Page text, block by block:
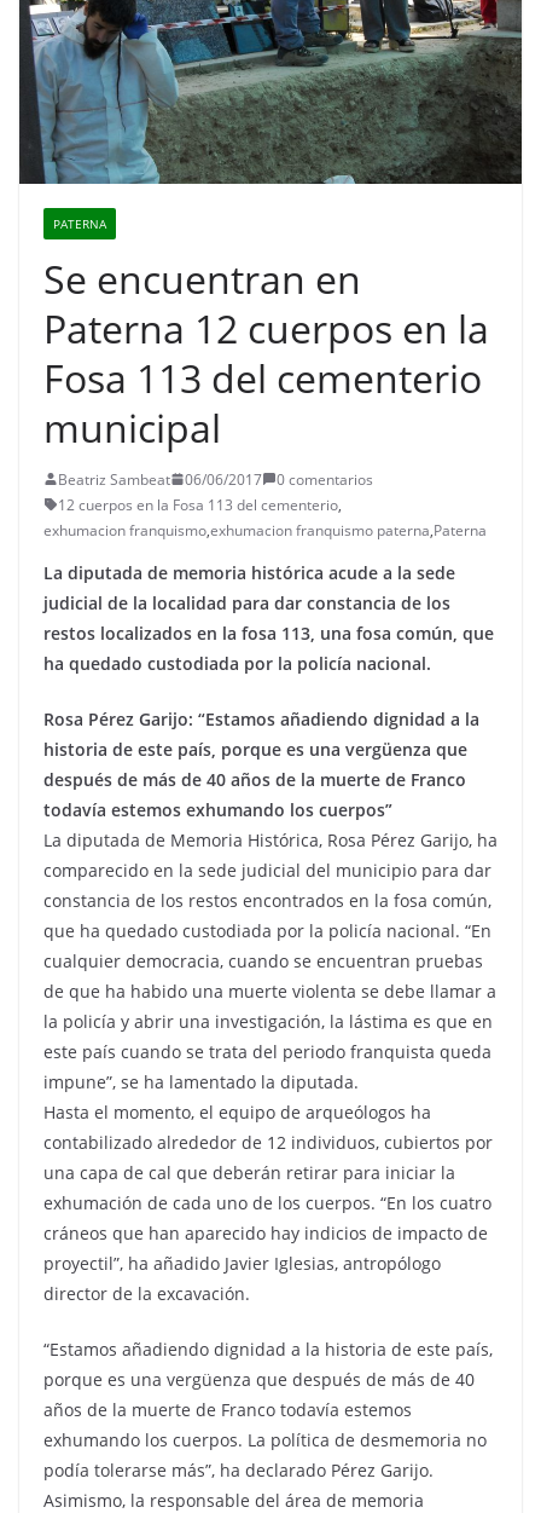
PATERNA
Se encuentran en
Paterna 12 cuerpos en la
Fosa 113 del cementerio
municipal
Beatriz Sambeat 06/06/2017
0 comentarios
12 cuerpos en la Fosa 113 del cementerio,
exhumacion franquismo,exhumacion franquismo paterna,Paterna
La diputada de memoria histórica acude a la sede
judicial de la localidad para dar constancia de los
restos localizados en la fosa 113, una fosa común, que
ha quedado custodiada por la policía nacional.
Rosa Pérez Garijo: “Estamos añadiendo dignidad a la
historia de este país, porque es una vergüenza que
después de más de 40 años de la muerte de Franco
todavía estemos exhumando los cuerpos”
La diputada de Memoria Histórica, Rosa Pérez Garijo, ha
comparecido en la sede judicial del municipio para dar
constancia de los restos encontrados en la fosa común,
que ha quedado custodiada por la policía nacional. “En
cualquier democracia, cuando se encuentran pruebas
de que ha habido una muerte violenta se debe llamar a
la policía y abrir una investigación, la lástima es que en
este país cuando se trata del periodo franquista queda
impune”, se ha lamentado la diputada.
Hasta el momento, el equipo de arqueólogos ha
contabilizado alrededor de 12 individuos, cubiertos por
una capa de cal que deberán retirar para iniciar la
exhumación de cada uno de los cuerpos. “En los cuatro
cráneos que han aparecido hay indicios de impacto de
proyectil”, ha añadido Javier Iglesias, antropólogo
director de la excavación.
“Estamos añadiendo dignidad a la historia de este país,
porque es una vergüenza que después de más de 40
años de la muerte de Franco todavía estemos
exhumando los cuerpos. La política de desmemoria no
podía tolerarse más”, ha declarado Pérez Garijo.
Asimismo, la responsable del área de memoria